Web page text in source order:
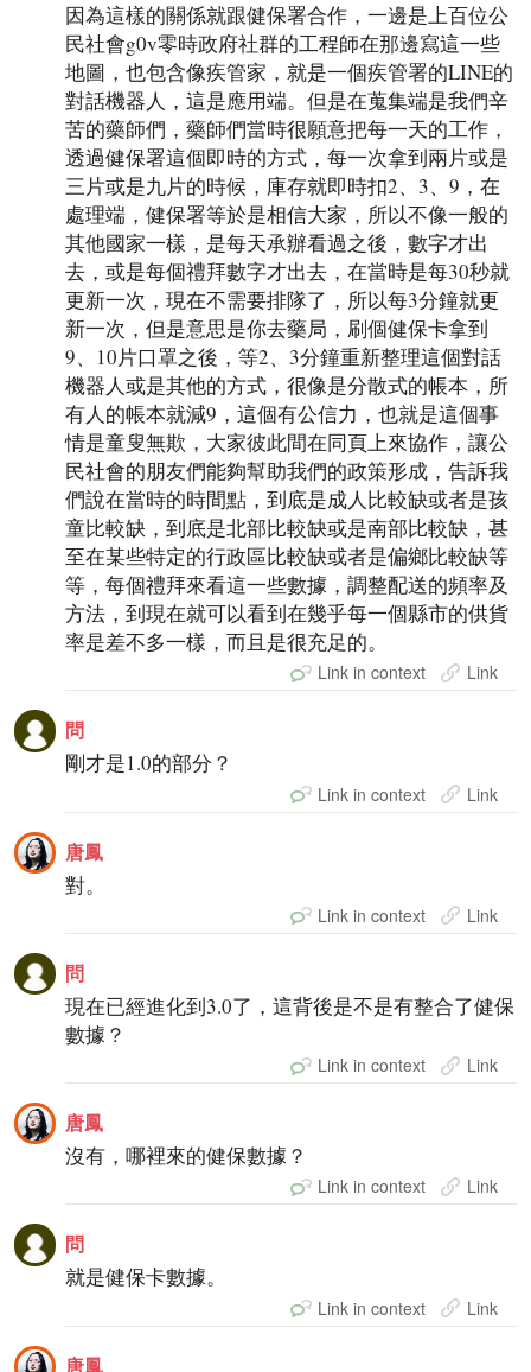
因為這樣的關係就跟健保署合作，一邊是上百位公
民社會g0v零時政府社群的工程師在那邊寫這一些
地圖，也包含像疾管家，就是一個疾管署的LINE的
對話機器人，這是應用端。但是在蒐集端是我們辛
苦的藥師們，藥師們當時很願意把每一天的工作，
透過健保署這個即時的方式，每一次拿到兩片或是
三片或是九片的時候，庫存就即時扣2、3、9，在
處理端，健保署等於是相信大家，所以不像一般的
其他國家一樣，是每天承辦看過之後，數字才出
去，或是每個禮拜數字才出去，在當時是每30秒就
更新一次，現在不需要排隊了，所以每3分鐘就更
新一次，但是意思是你去藥局，刷個健保卡拿到
9、10片口罩之後，等2、3分鐘重新整理這個對話
機器人或是其他的方式，很像是分散式的帳本，所
有人的帳本就減9，這個有公信力，也就是這個事
情是童叟無欺，大家彼此間在同頁上來協作，讓公
民社會的朋友們能夠幫助我們的政策形成，告訴我
們說在當時的時間點，到底是成人比較缺或者是孩
童比較缺，到底是北部比較缺或是南部比較缺，甚
至在某些特定的行政區比較缺或者是偏鄉比較缺等
等，每個禮拜來看這一些數據，調整配送的頻率及
方法，到現在就可以看到在幾乎每一個縣市的供貨
率是差不多一樣，而且是很充足的。
Link in context Link
問
剛才是1.0的部分？
Link in context Link
唐鳳
對。
Link in context Link
問
現在已經進化到3.0了，這背後是不是有整合了健保
數據？
Link in context Link
唐鳳
沒有，哪裡來的健保數據？
Link in context Link
問
就是健保卡數據。
Link in context Link
唐鳳